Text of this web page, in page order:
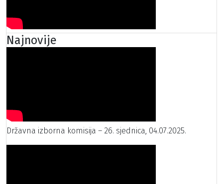
Najnovije
Državna izborna komisija – 26. sjednica, 04.07.2025.